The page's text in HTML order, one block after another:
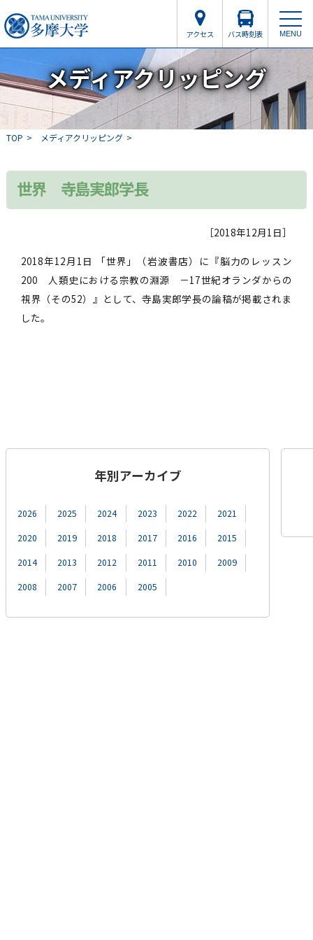
アクセス バス時刻表 MENU
メディアクリッピング
TOP メディアクリッピング
世界 寺島実郎学長
［2018年12月1日］
2018年12月1日 「世界」（岩波書店）に『脳力のレッスン
200 人類史における宗教の淵源 －17世紀オランダからの
視界（その52）』として、寺島実郎学長の論稿が掲載されま
した。
年別アーカイブ
2026 2025 2024 2023 2022
2021
2020
2019 2018 2017 2016
2015
2014
2013 2012 2011 2010
2009
2008
2007 2006 2005